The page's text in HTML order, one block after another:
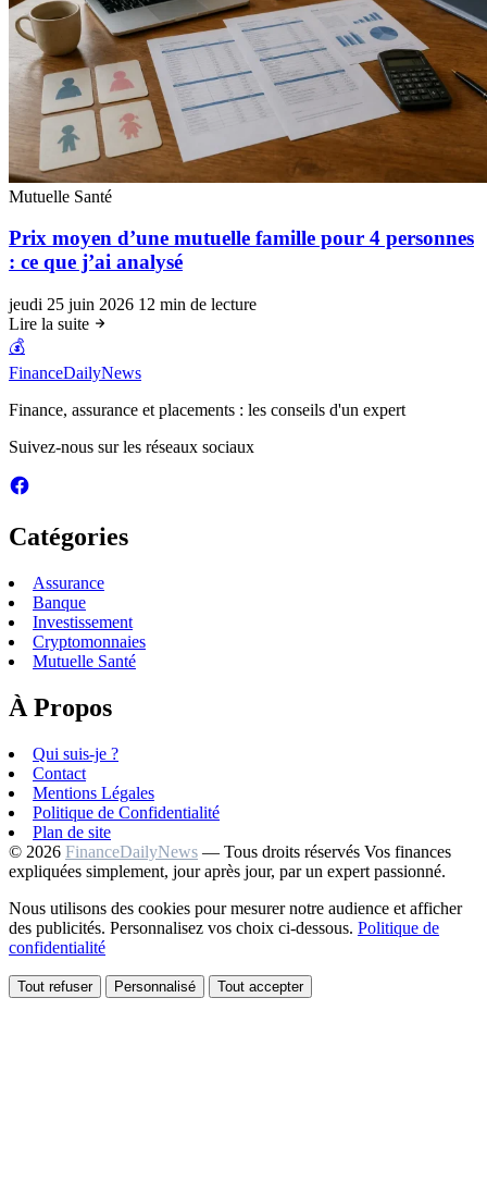
Mutuelle Santé
Prix moyen d’une mutuelle famille pour 4 personnes
: ce que j’ai analysé
jeudi 25 juin 2026 12 min de lecture
Lire la suite
💰
FinanceDailyNews
Finance, assurance et placements : les conseils d'un expert
Suivez-nous sur les réseaux sociaux
Catégories
Assurance
Banque
Investissement
Cryptomonnaies
Mutuelle Santé
À Propos
Qui suis-je ?
Contact
Mentions Légales
Politique de Confidentialité
Plan de site
© 2026 FinanceDailyNews — Tous droits réservés Vos finances
expliquées simplement, jour après jour, par un expert passionné.
Nous utilisons des cookies pour mesurer notre audience et afficher
des publicités. Personnalisez vos choix ci-dessous. Politique de
confidentialité
Tout refuser Personnalisé Tout accepter